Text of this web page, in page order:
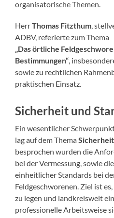
organisatorische Themen.
HerrThomas Fitzthum ,
ADBV, referierte zum Thema
„Das örtliche
Bestimmungen“ ,
sowie zu rechtlichen
praktischen Einsatz.
Sicherheit und
Ein wesentlicher
lag auf dem Thema
besprochen wurden die
bei der Vermessung, sowie
einheitlicher Standards bei
Feldgeschworenen. Ziel ist
zu legen und landkreisweit
professionelle Arbeitsweise